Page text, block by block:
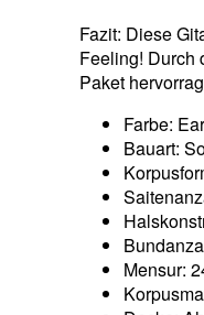
Fazit: Diese
Feeling! Durch
Paket
Farbe:
Bauart:
Mensur: